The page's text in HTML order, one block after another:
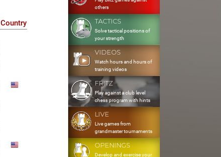
Country
others
TACTICS
Solve tactical positions of
your strength
VIDEOS
Watch hours and hours of
training videos
FRITZ
Play against a club level
chess program with hints
LIVE
Live games from
grandmaster tournaments
OPENINGS
Develop and exercise your